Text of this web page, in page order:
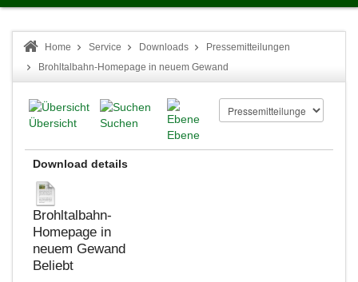
Home Service Downloads
Pressemitteilungen
Brohltalbahn-Homepage in neuem Gewand
Übersicht
Suchen
Ebene
Download details
Brohltalbahn-
Homepage in
neuem Gewand
Beliebt